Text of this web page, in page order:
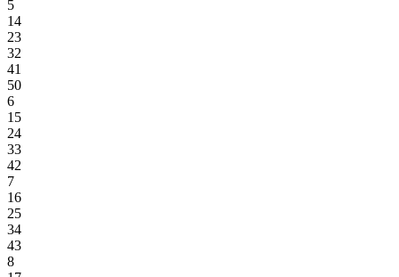
5
14
23
32
41
50
6
15
24
33
42
7
16
25
34
43
8